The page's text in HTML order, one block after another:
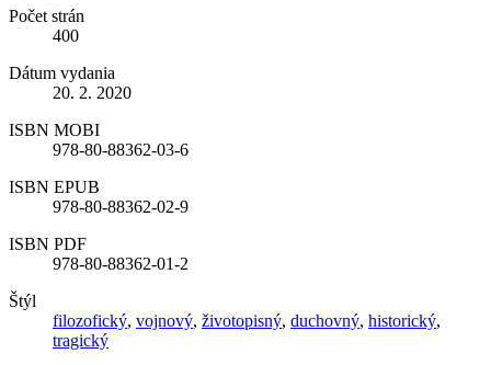
Počet strán
400
Dátum vydania
20. 2. 2020
ISBN MOBI
978-80-88362-03-6
ISBN EPUB
978-80-88362-02-9
ISBN PDF
978-80-88362-01-2
Štýl
filozofický, vojnový, životopisný, duchovný, historický,
tragický